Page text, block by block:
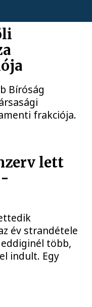
Bíróság
frakciója.
lett
év strandétele
több,
indult. Egy